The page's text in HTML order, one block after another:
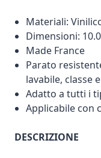
Materiali:
Dimensioni:
Made France
Parato
lavabile, classe
Adatto a tutti i
Applicabile con
DESCRIZIONE